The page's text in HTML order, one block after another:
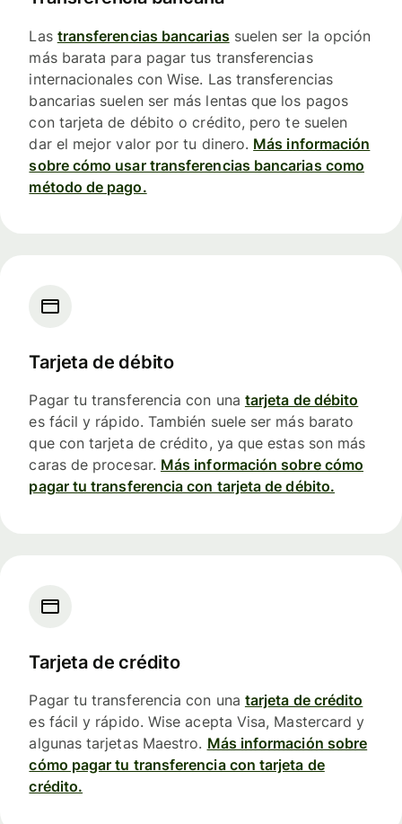
Las transferencias bancariassuelen ser la opción
más barata para pagar tus transferencias
internacionales con Wise. Las transferencias
bancarias suelen ser más lentas que los pagos
con tarjeta de débito o crédito, pero te suelen
dar el mejor valor por tu dinero. Más información
sobre cómo usar transferencias bancarias como
método de pago.
Tarjeta de débito
Pagar tu transferencia con una tarjeta de débito
es fácil y rápido. También suele ser más barato
que con tarjeta de crédito, ya que estas son más
caras de procesar. Más información sobre cómo
pagar tu transferencia con tarjeta de débito.
Tarjeta de crédito
Pagar tu transferencia con una tarjeta de crédito
es fácil y rápido. Wise acepta Visa, Mastercard y
algunas tarjetas Maestro. Más información sobre
cómo pagar tu transferencia con tarjeta de
crédito.